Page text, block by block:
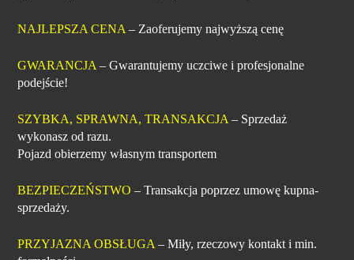
NAJLEPSZA CENA – Zaoferujemy najwyższą cenę
GWARANCJA – Gwarantujemy uczciwe i profesjonalne
podejście!
SZYBKA, SPRAWNA, TRANSAKCJA – Sprzedaż
wykonasz od razu.
Pojazd obierzemy własnym transportem
BEZPIECZEŃSTWO – Transakcja poprzez umowę kupna-
sprzedaży.
PRZYJAZNA OBSŁUGA – Miły, rzeczowy kontakt i min.